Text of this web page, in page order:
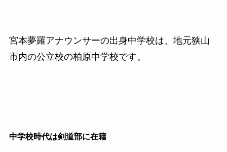
宮本夢羅アナウンサーの出身中学校は、地元狭山
市内の公立校の柏原中学校です。
中学校時代は剣道部に在籍